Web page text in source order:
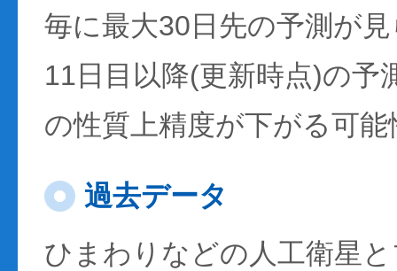
毎に最大30日先の予測が
11日目以降(更新時点)の予
の性質上精度が下がる可
過去データ
ひまわりなどの人工衛星